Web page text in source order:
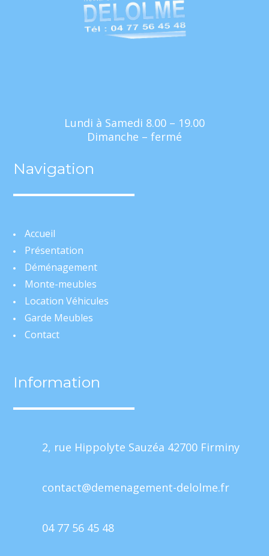
Lundi à Samedi 8.00 – 19.00
Dimanche – fermé
Navigation
Accueil
Présentation
Déménagement
Monte-meubles
Location Véhicules
Garde Meubles
Contact
Information
2, rue Hippolyte Sauzéa 42700 Firminy
contact@demenagement-delolme.fr
04 77 56 45 48